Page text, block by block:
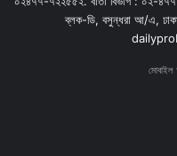
ব্লক-ডি, বসুন্ধরা আ/এ,